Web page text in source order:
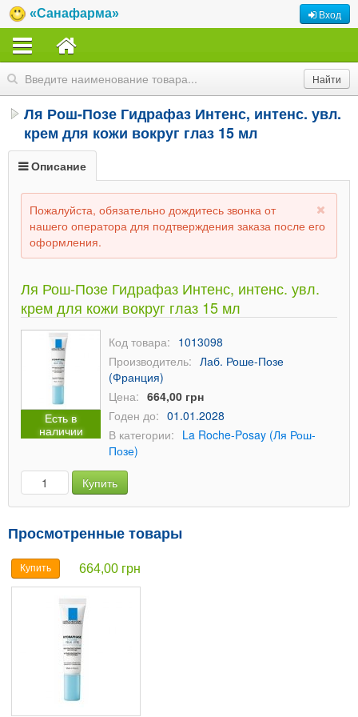
«Санафарма» Вход
Ля Рош-Позе Гидрафаз Интенс, интенс. увл.
крем для кожи вокруг глаз 15 мл
Описание
Пожалуйста, обязательно дождитесь звонка от
нашего оператора для подтверждения заказа после его
оформления.
Ля Рош-Позе Гидрафаз Интенс, интенс. увл.
крем для кожи вокруг глаз 15 мл
Есть в
наличии
Код товара: 1013098
Производитель: Лаб. Роше-Позе
(Франция)
Цена: 664,00 грн
Годен до: 01.01.2028
В категории: La Roche-Posay (Ля Рош-
Позе)
Купить
Просмотренные товары
Купить 664,00 грн